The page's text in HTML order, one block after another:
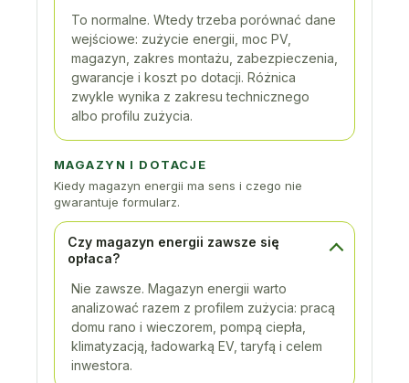
To normalne. Wtedy trzeba porównać dane
wejściowe: zużycie energii, moc PV,
magazyn, zakres montażu, zabezpieczenia,
gwarancje i koszt po dotacji. Różnica
zwykle wynika z zakresu technicznego
albo profilu zużycia.
MAGAZYN I DOTACJE
Kiedy magazyn energii ma sens i czego nie
gwarantuje formularz.
Czy magazyn energii zawsze się
opłaca?
Nie zawsze. Magazyn energii warto
analizować razem z profilem zużycia: pracą
domu rano i wieczorem, pompą ciepła,
klimatyzacją, ładowarką EV, taryfą i celem
inwestora.